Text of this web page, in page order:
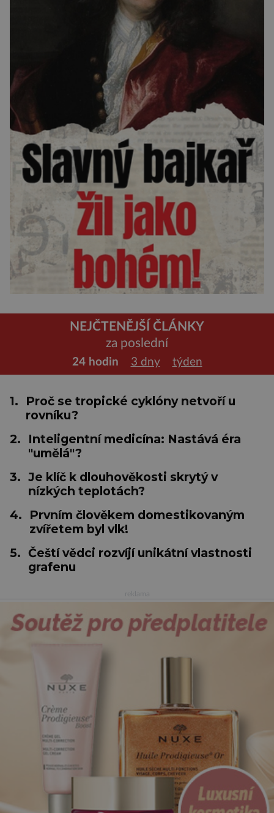
NEJČTENĚJŠÍ ČLÁNKY
za poslední
24 hodin 3 dny týden
1.
Proč se tropické cyklóny netvoří u
rovníku?
2.
Inteligentní medicína: Nastává éra
"umělá"?
3. Je klíč k dlouhověkosti skrytý v
nízkých teplotách?
4.
Prvním člověkem domestikovaným
zvířetem byl vlk!
5. Čeští vědci rozvíjí unikátní vlastnosti
grafenu